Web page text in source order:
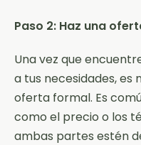
Paso 2: Haz una
Una vez que
a tus necesidades,
oferta formal. Es
como el precio o los
ambas partes estén